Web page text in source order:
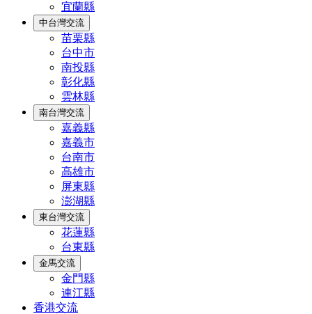
宜蘭縣
中台灣交流
苗栗縣
台中市
南投縣
彰化縣
雲林縣
南台灣交流
嘉義縣
嘉義市
台南市
高雄市
屏東縣
澎湖縣
東台灣交流
花蓮縣
台東縣
金馬交流
金門縣
連江縣
香港交流